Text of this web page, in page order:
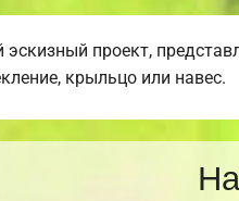
проект,
крыльцо или навес.